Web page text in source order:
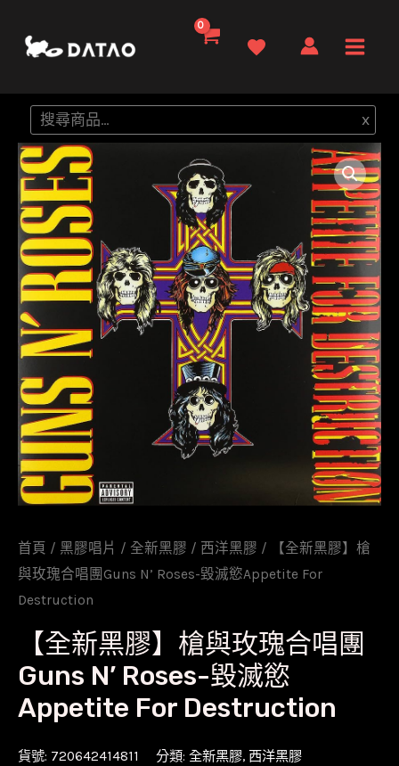
要
Menu
搜
尋
x
首頁 / 黑膠唱片 / 全新黑膠 / 西洋黑膠 / 【全新黑膠】槍
與玫瑰合唱團Guns N’ Roses-毀滅慾Appetite For
Destruction
【全新黑膠】槍與玫瑰合唱團
Guns N’ Roses-毀滅慾
Appetite For Destruction
貨號: 720642414811 分類: 全新黑膠, 西洋黑膠